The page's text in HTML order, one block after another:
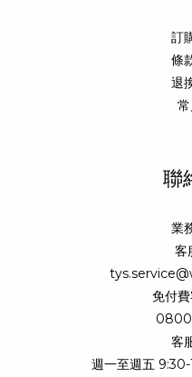
訂
條
退
聯
業
客
免付費
客
週一至週五